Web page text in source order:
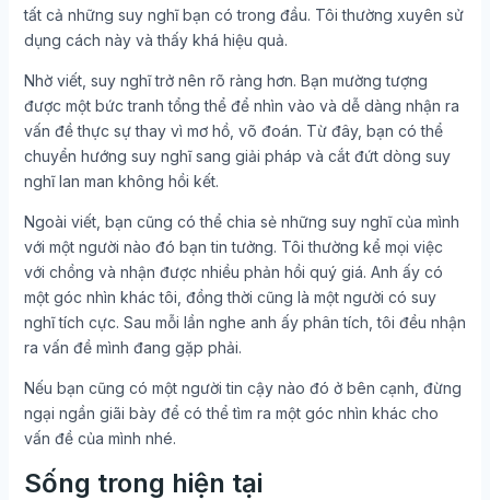
tất cả những suy nghĩ bạn có trong đầu. Tôi thường xuyên sử
dụng cách này và thấy khá hiệu quả.
Nhờ viết, suy nghĩ trở nên rõ ràng hơn. Bạn mường tượng
được một bức tranh tổng thể để nhìn vào và dễ dàng nhận ra
vấn đề thực sự thay vì mơ hồ, võ đoán. Từ đây, bạn có thể
chuyển hướng suy nghĩ sang giải pháp và cắt đứt dòng suy
nghĩ lan man không hồi kết.
Ngoài viết, bạn cũng có thể chia sẻ những suy nghĩ của mình
với một người nào đó bạn tin tưởng. Tôi thường kể mọi việc
với chồng và nhận được nhiều phản hồi quý giá. Anh ấy có
một góc nhìn khác tôi, đồng thời cũng là một người có suy
nghĩ tích cực. Sau mỗi lần nghe anh ấy phân tích, tôi đều nhận
ra vấn đề mình đang gặp phải.
Nếu bạn cũng có một người tin cậy nào đó ở bên cạnh, đừng
ngại ngần giãi bày để có thể tìm ra một góc nhìn khác cho
vấn đề của mình nhé.
Sống trong hiện tại